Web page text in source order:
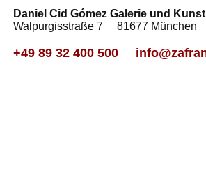
Daniel Cid Gómez Galerie und
Walpurgisstraße 7 81677
+49 89 32 400 500